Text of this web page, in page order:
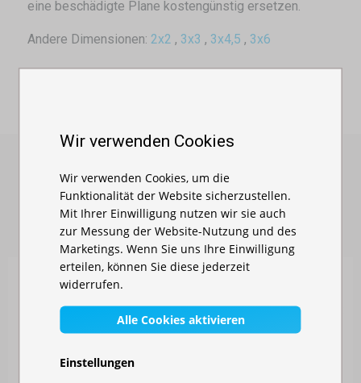
eine beschädigte Plane kostengünstig ersetzen.
Andere Dimensionen: 2x2 , 3x3 , 3x4,5 , 3x6
ÄHNLICHE PRODUKTE
Wir verwenden Cookies
Wir verwenden Cookies, um die
Funktionalität der Website sicherzustellen.
Mit Ihrer Einwilligung nutzen wir sie auch
zur Messung der Website-Nutzung und des
Marketings. Wenn Sie uns Ihre Einwilligung
erteilen, können Sie diese jederzeit
widerrufen.
Alle Cookies aktivieren
Einstellungen